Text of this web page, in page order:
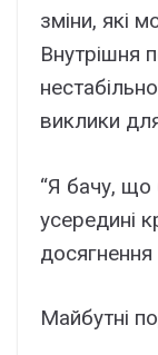
зміни, які
Внутрішня
виклики
“Я бачу, що
усередині
Майбутні